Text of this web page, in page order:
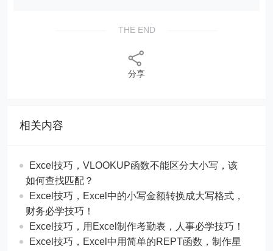
THE END
分享
相关内容
Excel技巧，​​VLOOKUP函数不能区分大小写，该
如何查找匹配？
​​Excel技巧，Excel中的小写金额转换成大写格式，
财务必学技巧！
​​Excel技巧，用Excel制作考勤表，人事必学技巧！
Excel技巧，​​Excel中用简单的REPT函数，制作星